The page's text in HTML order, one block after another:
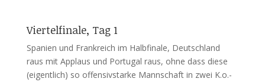
Viertelfinale, Tag 1
Spanien und Frankreich im Halbfinale, Deutschland
raus mit Applaus und Portugal raus, ohne dass diese
(eigentlich) so offensivstarke Mannschaft in zwei K.o.-